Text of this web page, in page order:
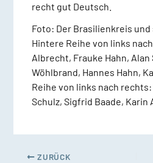
recht gut Deutsch.
Foto: Der Brasilienkreis und
Hintere Reihe von links
Albrecht, Frauke Hahn, Alan
Wöhlbrand, Hannes Hahn,
Reihe von links nach
Schulz, Sigfrid Baade, Karin
ZURÜCK